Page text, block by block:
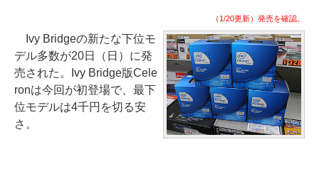
（1/20更新）発売を確認。
Ivy Bridgeの新たな下位モ
デル多数が20日（日）に発
売された。Ivy Bridge版Cele
ronは今回が初登場で、最下
位モデルは4千円を切る安
さ。